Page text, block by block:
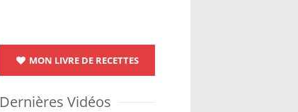
MON LIVRE DE RECETTES
Dernières Vidéos